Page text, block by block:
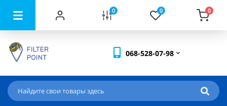
0 0 0
068-528-07-98